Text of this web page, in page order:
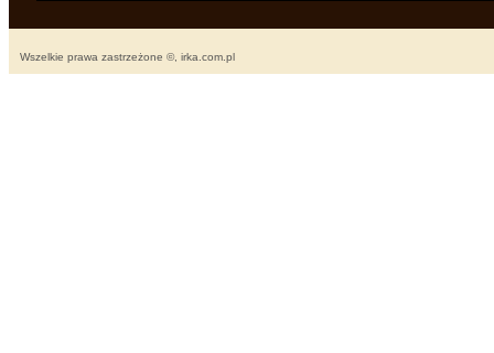
Wszelkie prawa zastrzeżone ©, irka.com.pl